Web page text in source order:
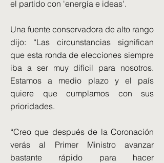
el partido con 'energía e ideas'.
Una fuente conservadora de alto rango
dijo: “Las circunstancias significan
que esta ronda de elecciones siempre
iba a ser muy difícil para nosotros.
Estamos a medio plazo y el país
quiere que cumplamos con sus
prioridades.
“Creo que después de la Coronación
verás al Primer Ministro avanzar
bastante rápido para hacer